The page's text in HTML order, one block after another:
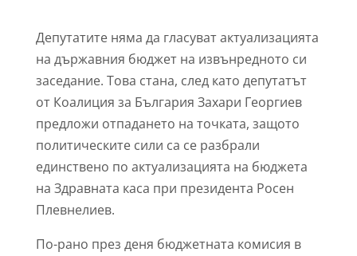
Депутатите няма да гласуват актуализацията
на държавния бюджет на извънредното си
заседание. Това стана, след като депутатът
от Коалиция за България Захари Георгиев
предложи отпадането на точката, защото
политическите сили са се разбрали
единствено по актуализацията на бюджета
на Здравната каса при президента Росен
Плевнелиев.
По-рано през деня бюджетната комисия в